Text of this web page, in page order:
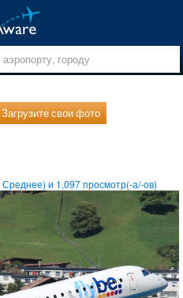
Загрузите свои фото
Среднее) и 1,097просмотр(-а/-ов)